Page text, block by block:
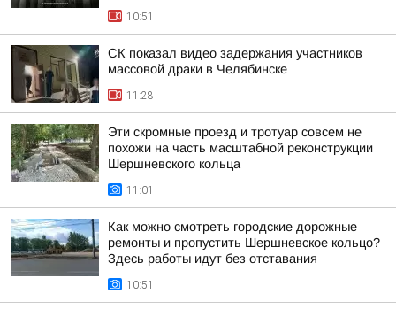
10:51
СК показал видео задержания участников
массовой драки в Челябинске
11:28
Эти скромные проезд и тротуар совсем не
похожи на часть масштабной реконструкции
Шершневского кольца
11:01
Как можно смотреть городские дорожные
ремонты и пропустить Шершневское кольцо?
Здесь работы идут без отставания
10:51